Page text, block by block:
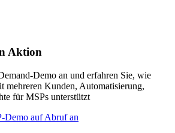
Aktion
Demo an und erfahren Sie, wie
mehreren Kunden, Automatisierung,
für MSPs unterstützt
Demo auf Abruf an